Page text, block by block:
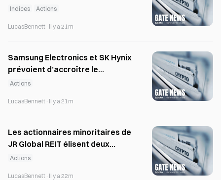
suivant le repli du Nasdaq
Indices Actions
LucasBennett · Il y a 21m
Samsung Electronics et SK Hynix
prévoient d’accroître le
rendement pour les actionnaires
Actions
LucasBennett · Il y a 21m
Les actionnaires minoritaires de
JR Global REIT élisent deux
administrateurs lors d’un vote
Actions
LucasBennett · Il y a 22m